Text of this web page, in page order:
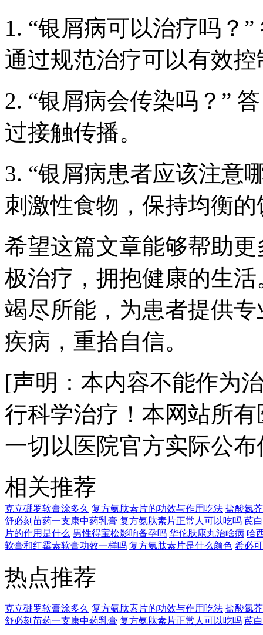
1. “银屑病可以治疗吗？
通过规范治疗可以有效
2. “银屑病会传染吗？”
过接触传播。
3. “银屑病患者应该注意
刺激性食物，保持均衡
希望这篇文章能够帮助
极治疗，拥抱健康的生
竭尽所能，为患者提供
疾病，重拾自信。
[声明：本内容不能作为
行科学治疗！本网站所
一切以医院官方实际公
相关推荐
克立硼罗软膏涂多久 复方氨肽素片的功效与作用吃法 盐酸氮
舒必刻苗药一支康中药乳膏 复方氨肽素片正常人可以吃吗 芪
片的作用是什么 男性得宝松影响备孕吗 华佗肤康丸治啥病 哈
软膏和红霉素软膏功效一样吗 复方氨肽素片是什么颜色 希必
热点推荐
克立硼罗软膏涂多久 复方氨肽素片的功效与作用吃法 盐酸氮
舒必刻苗药一支康中药乳膏 复方氨肽素片正常人可以吃吗 芪